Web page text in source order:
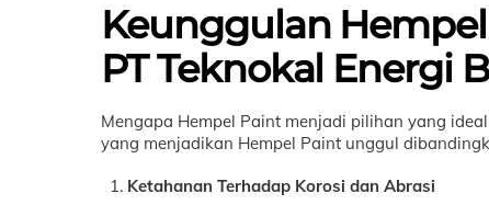
Keunggulan
PT Teknokal Energi
Mengapa Hempel Paint menjadi pilihan yang
yang menjadikan Hempel Paint unggul
Ketahanan Terhadap Korosi dan Abrasi